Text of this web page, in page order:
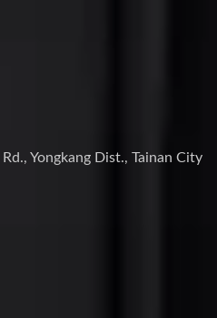
Yongkang Dist., Tainan City